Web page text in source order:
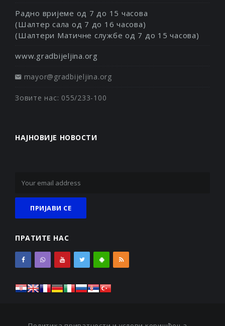
Радно вријеме од 7 до 15 часова
(Шалтер сала од 7 до 16 часова)
(Шалтери Матичне службе од 7 до 15 часова)
www.gradbijeljina.org
mayor@gradbijeljina.org
Зовите нас: 055/233-100
НАЈНОВИЈЕ НОВОСТИ
ПРАТИТЕ НАС